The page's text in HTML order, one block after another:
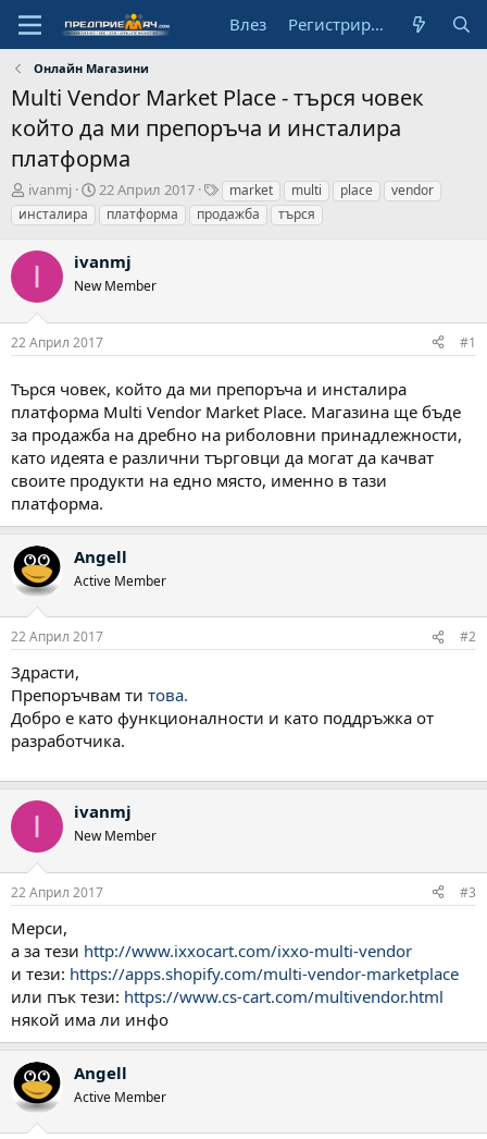
Влез Регистрирай се
Онлайн Магазини
Multi Vendor Market Place - търся човек
който да ми препоръча и инсталира
платформа
А
в
т
о
р
ivanmj
Н
а
ч
л
н
д
а
а
22 Април 2017
Т
а
г
market multi place
vendor
инсталира
платформа продажба търся
I ivanmj
New Member
22 Април 2017 #1
Търся човек, който да ми препоръча и инсталира
платформа Multi Vendor Market Place. Магазина ще бъде
за продажба на дребно на риболовни принадлежности,
като идеята е различни търговци да могат да качват
своите продукти на едно място, именно в тази
платформа.
Angell
Active Member
22 Април 2017 #2
Здрасти,
Препоръчвам ти това.
Добро е като функционалности и като поддръжка от
разработчика.
I ivanmj
New Member
22 Април 2017 #3
Мерси,
а за тези http://www.ixxocart.com/ixxo-multi-vendor
и тези: https://apps.shopify.com/multi-vendor-marketplace
или пък тези: https://www.cs-cart.com/multivendor.html
някой има ли инфо
Angell
Active Member